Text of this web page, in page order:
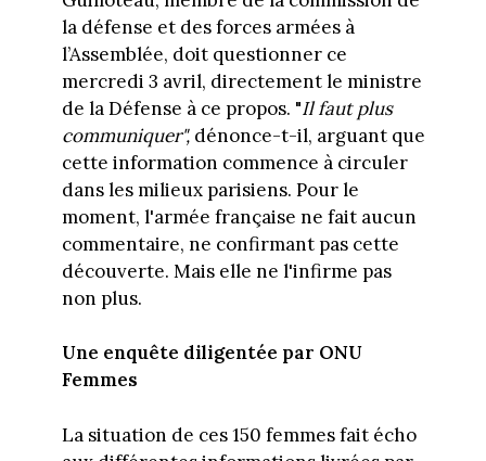
la défense et des forces armées à
l’Assemblée, doit questionner ce
mercredi 3 avril, directement le ministre
de la Défense à ce propos. "Il faut plus
communiquer",dénonce-t-il, arguant que
cette information commence à circuler
dans les milieux parisiens. Pour le
moment, l'armée française ne fait aucun
commentaire, ne confirmant pas cette
découverte. Mais elle ne l'infirme pas
non plus.
Une enquête diligentée par ONU
Femmes
La situation de ces 150 femmes fait écho